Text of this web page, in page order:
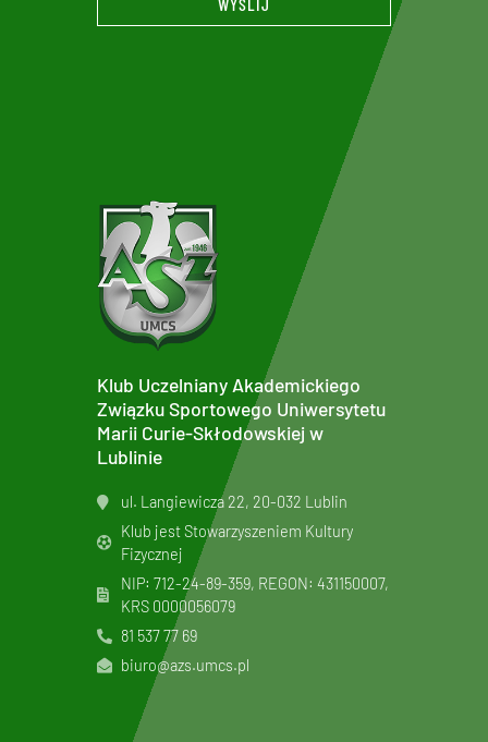
Klub Uczelniany Akademickiego
Związku Sportowego Uniwersytetu
Marii Curie-Skłodowskiej w
Lublinie
ul. Langiewicza 22, 20-032 Lublin
Klub jest Stowarzyszeniem Kultury
Fizycznej
NIP: 712-24-89-359, REGON: 431150007,
KRS 0000056079
81 537 77 69
biuro@azs.umcs.pl